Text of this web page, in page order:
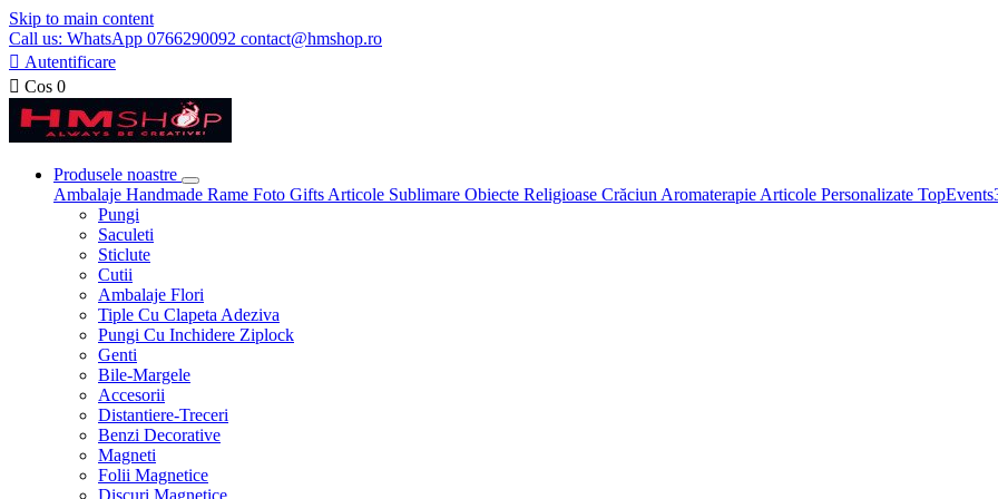
Skip to main content
Call us: WhatsApp 0766290092 contact@hmshop.ro
 Autentificare
 Cos 0
Produsele noastre
Ambalaje Handmade Rame Foto Gifts Articole Sublimare Obiecte Religioase Crăciun Aromaterapie Articole Personalizate
Pungi
Saculeti
Sticlute
Cutii
Ambalaje Flori
Tiple Cu Clapeta Adeziva
Pungi Cu Inchidere Ziplock
Genti
Bile-Margele
Accesorii
Distantiere-Treceri
Benzi Decorative
Magneti
Folii Magnetice
Discuri Magnetice